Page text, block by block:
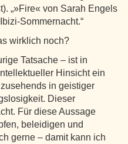
„»Fire« von Sarah Engels
Sommernacht.“
wirklich noch?
Tatsache – ist in
Hinsicht ein
in geistiger
Dieser
Für diese Aussage
beleidigen und
gerne – damit kann ich